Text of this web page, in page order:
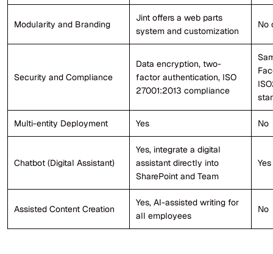
Modularity and Branding
Jint offers a web parts
system and customization
No
Security and Compliance
Data encryption, two-
factor authentication, ISO
27001:2013 compliance
Multi-entity Deployment Yes No
Chatbot (Digital Assistant)
Yes, integrate a digital
assistant directly into
SharePoint and Team
Yes
Assisted Content Creation
Yes, AI-assisted writing for
all employees
No